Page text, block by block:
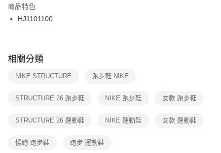
２．訂單成立數日內，您將收到繳費通知簡訊。
３．收到繳費通知簡訊後14天內，點擊此簡訊中的連結，可透過四大超商／
ATM／網路銀行／等多元方式進行付款，方視為交易完成。
※ 交易是否成功請以「AFTEE先享後付 」之結帳頁面顯示為準，若有關於
是否繳費成功／繳費後需取消欲退款等相關疑問，請聯繫「AFTEE先享後付
客戶支援中心」https://netprotections.freshdesk.com/support/home
１．透過由恩沛科技股份有限公司提供之「AFTEE先享後付」服務完成之交
權轉讓予恩沛科技股份有限公司。
３．未成年的使用者請事先徵得法定代理人或監護人之同意方可使用
付款後門市自取
每筆NT$100，滿NT$1,500(含以上)免運費
商品特色
HJ1101100
相關分類
NIKE STRUCTURE 跑步鞋 NIKE
STRUCTURE 26 跑步鞋 NIKE 跑步鞋 女款 跑步鞋
STRUCTURE 26 運動鞋 NIKE 運動鞋 女款 運動鞋
慢跑 跑步鞋 跑步 運動鞋